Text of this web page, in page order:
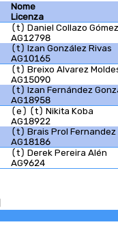
Nome
Licenza
(t) Daniel Collazo Gómez
AG12798
(t) Izan González Rivas
AG10165
(t) Breixo Alvarez
AG15090
(t) Izan Fernández
AG18958
(e) (t) Nikita Koba
AG18922
(t) Brais Prol Fernandez
AG18186
(t) Derek Pereira Alén
AG9624